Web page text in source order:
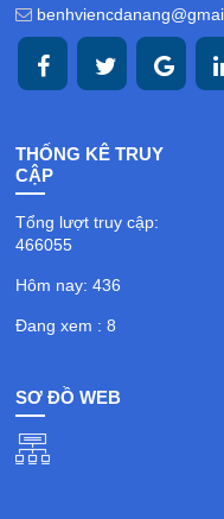
THỐNG KÊ TRUY
CẬP
Tổng lượt truy cập:
466055
Hôm nay: 436
Đang xem : 8
SƠ ĐỒ WEB